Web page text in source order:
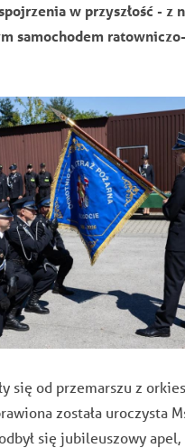
w przyszłość - z
samochodem ratowniczo-
się od przemarszu z
została uroczysta
się jubileuszowy apel,